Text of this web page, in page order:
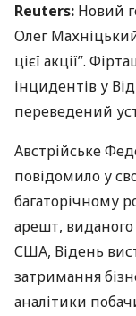
Reuters: Новий
Олег
цієї акції”.
інцидентів у
переведений
Австрійське
повідомило у
багаторічному
арешт,
США, Відень
затримання
аналітики